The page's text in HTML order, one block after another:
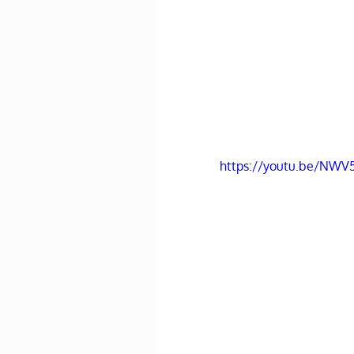
https://youtu.be/